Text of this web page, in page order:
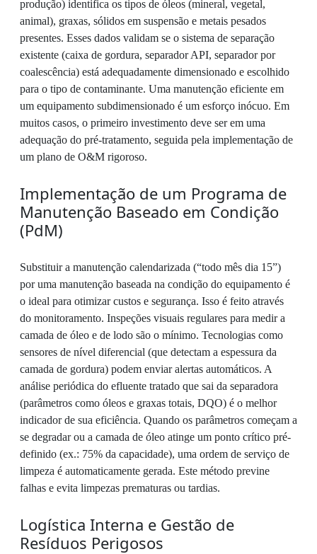
produção) identifica os tipos de óleos (mineral, vegetal,
animal), graxas, sólidos em suspensão e metais pesados
presentes. Esses dados validam se o sistema de separação
existente (caixa de gordura, separador API, separador por
coalescência) está adequadamente dimensionado e escolhido
para o tipo de contaminante. Uma manutenção eficiente em
um equipamento subdimensionado é um esforço inócuo. Em
muitos casos, o primeiro investimento deve ser em uma
adequação do pré-tratamento, seguida pela implementação de
um plano de O&M rigoroso.
Implementação de um Programa de
Manutenção Baseado em Condição
(PdM)
Substituir a manutenção calendarizada (“todo mês dia 15”)
por uma manutenção baseada na condição do equipamento é
o ideal para otimizar custos e segurança. Isso é feito através
do monitoramento. Inspeções visuais regulares para medir a
camada de óleo e de lodo são o mínimo. Tecnologias como
sensores de nível diferencial (que detectam a espessura da
camada de gordura) podem enviar alertas automáticos. A
análise periódica do efluente tratado que sai da separadora
(parâmetros como óleos e graxas totais, DQO) é o melhor
indicador de sua eficiência. Quando os parâmetros começam a
se degradar ou a camada de óleo atinge um ponto crítico pré-
definido (ex.: 75% da capacidade), uma ordem de serviço de
limpeza é automaticamente gerada. Este método previne
falhas e evita limpezas prematuras ou tardias.
Logística Interna e Gestão de
Resíduos Perigosos